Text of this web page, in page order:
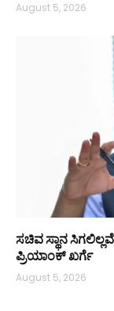
August 5, 2026
ಸಚಿವ ಸ್ಥಾನ
ಪ್ರಿಯಾಂಕ್ ಖರ್ಗೆ
August 5, 2026